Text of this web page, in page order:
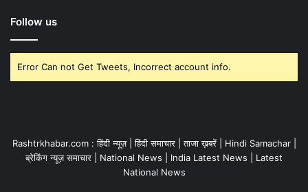
Follow us
Error Can not Get Tweets, Incorrect account info.
Rashtrkhabar.com : हिंदी न्यूज़ | हिंदी समाचार | ताजा ख़बरें | Hindi Samachar |
ब्रेकिंग न्यूज़ समाचार | National News | India Latest News | Latest
National News